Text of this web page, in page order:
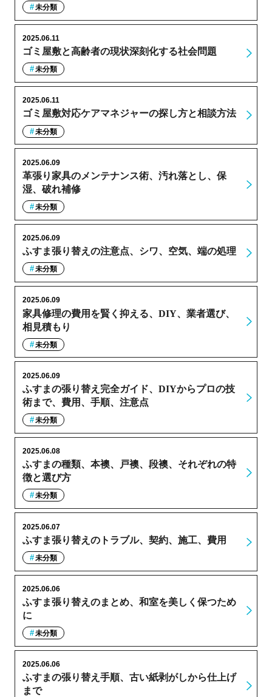
未分類
ゴミ屋敷と高齢者の現状深刻化する社会問題
2025.06.11
未分類
ゴミ屋敷対応ケアマネジャーの探し方と相談方法
2025.06.11
未分類
革張り家具のメンテナンス術、汚れ落とし、保
湿、破れ補修
2025.06.09
未分類
ふすま張り替えの注意点、シワ、空気、端の処理
2025.06.09
未分類
家具修理の費用を賢く抑える、DIY、業者選び、
相見積もり
2025.06.09
未分類
ふすまの張り替え完全ガイド、DIYからプロの技
術まで、費用、手順、注意点
2025.06.09
未分類
ふすまの種類、本襖、戸襖、段襖、それぞれの特
徴と選び方
2025.06.08
未分類
ふすま張り替えのトラブル、契約、施工、費用
2025.06.07
未分類
ふすま張り替えのまとめ、和室を美しく保つため
に
2025.06.06
未分類
ふすまの張り替え手順、古い紙剥がしから仕上げ
まで
2025.06.06